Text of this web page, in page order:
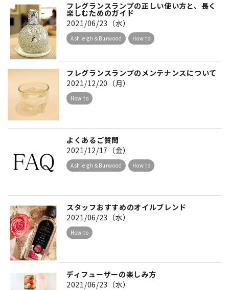
フレグランスランプの正しい使い方と、長く
楽しむためのガイド
2021/06/23（水）
Ashleigh＆Burwood How to
フレグランスランプのメンテナンスについて
2021/12/20（月）
How to
よくあるご質問
2021/12/17（金）
Ashleigh＆Burwood How to
スタッフおすすめのオイルブレンド
2021/06/23（水）
How to
ディフューザーの楽しみ方
2021/06/23（水）